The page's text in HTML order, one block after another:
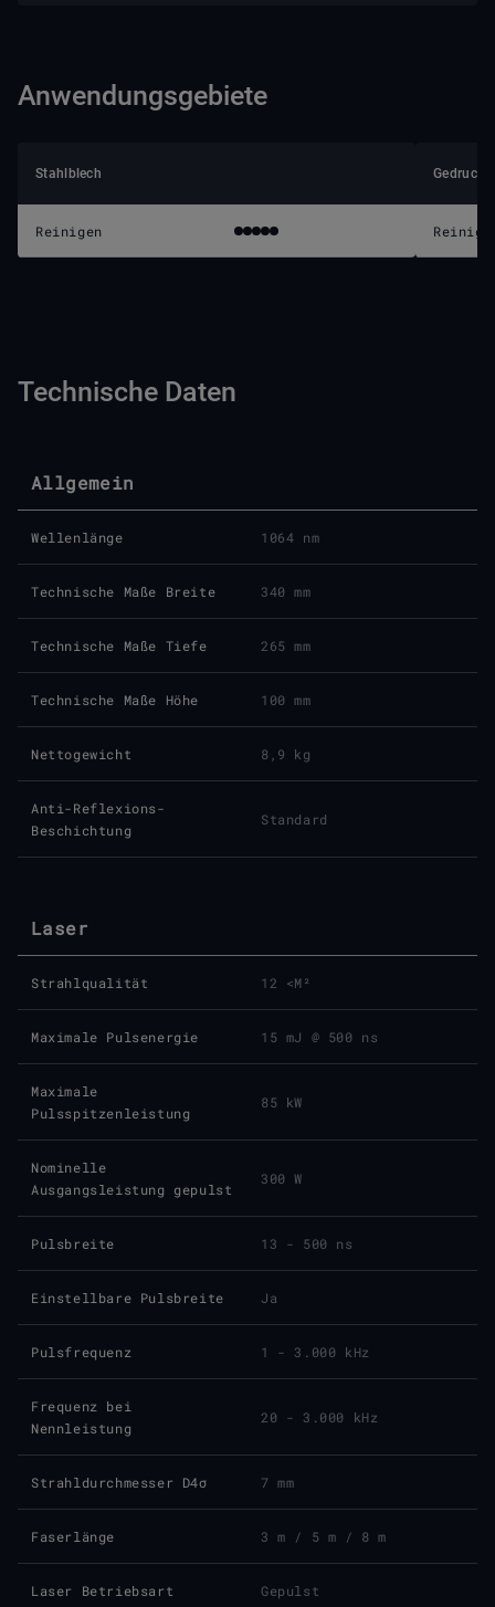
Anwendungsgebiete
Stahlblech
Reinigen
Technische Daten
Allgemein
Wellenlänge 1064 nm
Technische Maße Breite 340 mm
Technische Maße Tiefe 265 mm
Technische Maße Höhe 100 mm
Nettogewicht 8,9 kg
Anti-Reflexions-
Beschichtung
Standard
Laser
Strahl­qualität 12 <M²
Maximale Pulsenergie 15 mJ @ 500 ns
Maximale
Pulsspitzenleistung
85 kW
Nominelle
Ausgangsleistung gepulst
300 W
Pulsbreite 13 - 500 ns
Einstellbare Pulsbreite Ja
Pulsfrequenz 1 - 3.000 kHz
Frequenz bei
Nennleistung
20 - 3.000 kHz
Strahldurchmesser D4σ 7 mm
Faserlänge 3 m / 5 m / 8 m
Laser Betriebsart Gepulst